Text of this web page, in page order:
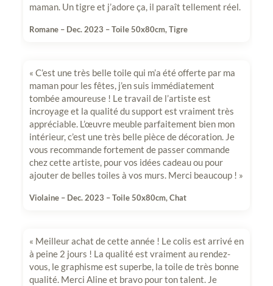
maman. Un tigre et j’adore ça, il paraît tellement réel.
Romane – Dec. 2023 –Toile 50x80cm, Tigre
« C’est une très belle toile qui m’a été offerte par ma
maman pour les fêtes, j’en suis immédiatement
tombée amoureuse ! Le travail de l’artiste est
incroyage et la qualité du support est vraiment très
appréciable. L’œuvre meuble parfaitement bien mon
intérieur, c’est une très belle pièce de décoration. Je
vous recommande fortement de passer commande
chez cette artiste, pour vos idées cadeau ou pour
ajouter de belles toiles à vos murs. Merci beaucoup ! »
Violaine – Dec. 2023 –Toile 50x80cm, Chat
« Meilleur achat de cette année ! Le colis est arrivé en
à peine 2 jours ! La qualité est vraiment au rendez-
vous, le graphisme est superbe, la toile de très bonne
qualité. Merci Aline et bravo pour ton talent. Je